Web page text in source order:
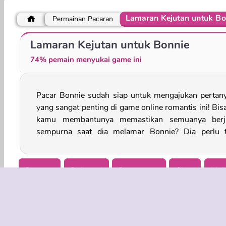
Love Tester
Permainan Pacaran Lamaran Kejutan untuk
Lamaran Kejutan untuk Bonnie
74% pemain menyukai game ini
Pacar Bonnie sudah siap untuk mengajukan
yang sangat penting di game online romantis ini!
kamu membantunya memastikan semuanya
sempurna saat dia melamar Bonnie? Dia perlu
ukuran cincin, mengunjungi toko perhiasan mewah,
Pacaran Dekorasi Perempuan Cinta